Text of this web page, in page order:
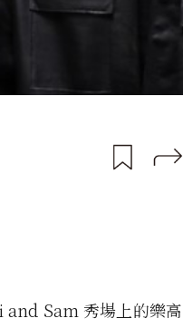
and Sam 秀場上的樂高